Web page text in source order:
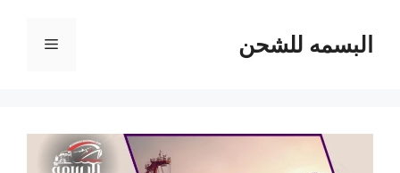
المحتوىالبسمه للشحن القائمة